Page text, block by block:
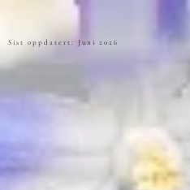
Sist oppdatert: Juni 2026